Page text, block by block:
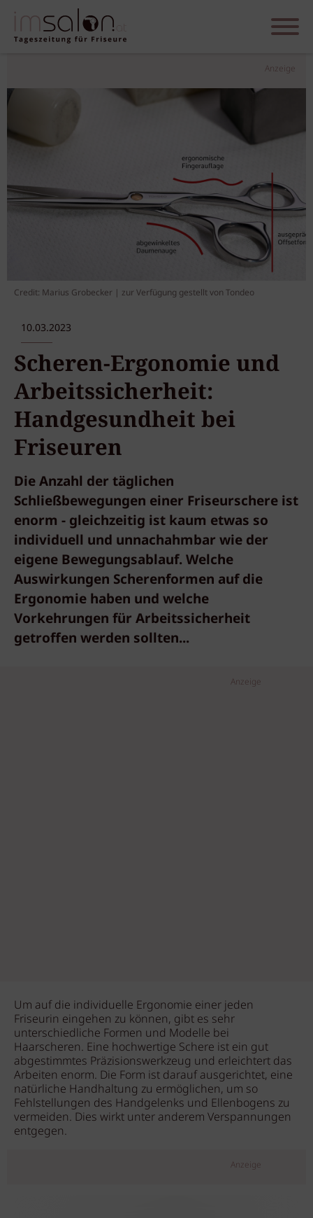
Anzeige
Credit: Marius Grobecker | zur Verfügung gestellt von Tondeo
10.03.2023
Scheren-Ergonomie und
Arbeitssicherheit:
Handgesundheit bei
Friseuren
Die Anzahl der täglichen
Schließbewegungen einer Friseurschere ist
enorm - gleichzeitig ist kaum etwas so
individuell und unnachahmbar wie der
eigene Bewegungsablauf. Welche
Auswirkungen Scherenformen auf die
Ergonomie haben und welche
Vorkehrungen für Arbeitssicherheit
getroffen werden sollten...
Anzeige
Um auf die individuelle Ergonomie einer jeden
Friseurin eingehen zu können, gibt es sehr
unterschiedliche Formen und Modelle bei
Haarscheren. Eine hochwertige Schere ist ein gut
abgestimmtes Präzisionswerkzeug und erleichtert das
Arbeiten enorm. Die Form ist darauf ausgerichtet, eine
natürliche Handhaltung zu ermöglichen, um so
Fehlstellungen des Handgelenks und Ellenbogens zu
vermeiden. Dies wirkt unter anderem Verspannungen
entgegen.
Anzeige